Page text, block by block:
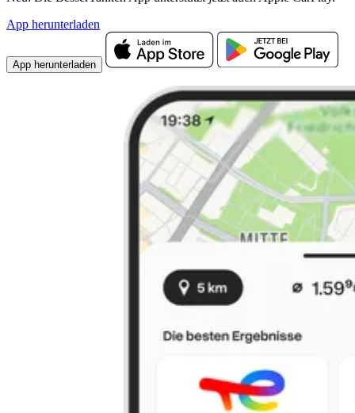
App herunterladen
App herunterladen